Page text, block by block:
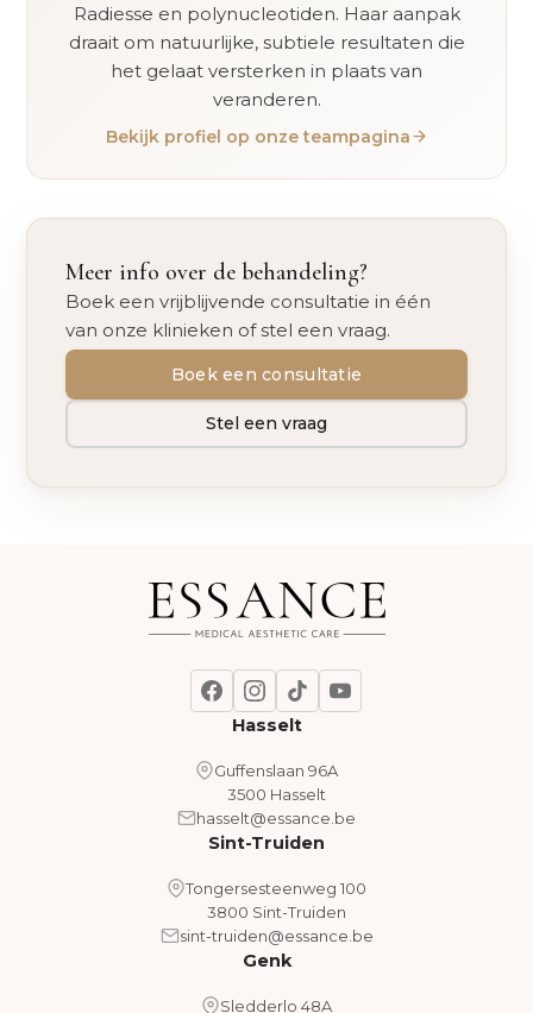
Radiesse en polynucleotiden. Haar aanpak
draait om natuurlijke, subtiele resultaten die
het gelaat versterken in plaats van
veranderen.
Bekijk profiel op onze teampagina
Meer info over de behandeling?
Boek een vrijblijvende consultatie in één
van onze klinieken of stel een vraag.
Boek een consultatie
Stel een vraag
Hasselt
Guffenslaan 96A
3500 Hasselt
hasselt@essance.be
Sint-Truiden
Tongersesteenweg 100
3800 Sint-Truiden
sint-truiden@essance.be
Genk
Sledderlo 48A